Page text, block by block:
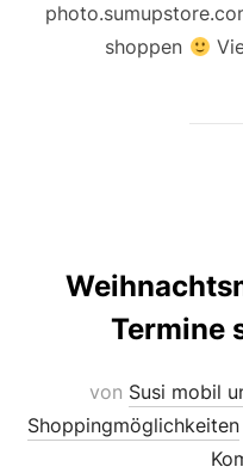
shoppen
Termine
von Susi mobil
Shoppingmöglichkeiten